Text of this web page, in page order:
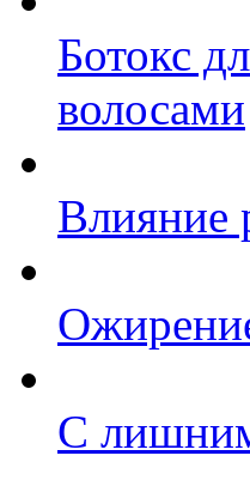
Ботокс
волосами
Влияние
С